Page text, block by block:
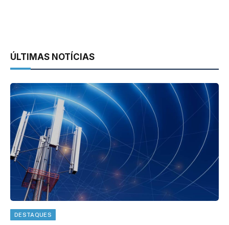
ÚLTIMAS NOTÍCIAS
DESTAQUES